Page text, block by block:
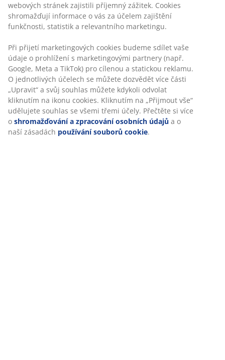
webových stránek zajistili příjemný zážitek. Cookies
shromažďují informace o vás za účelem zajištění
funkčnosti, statistik a relevantního marketingu.
Při přijetí marketingových cookies budeme sdílet vaše
údaje o prohlížení s marketingovými partnery (např.
Google, Meta a TikTok) pro cílenou a statickou reklamu.
O jednotlivých účelech se můžete dozvědět více části
„Upravit“ a svůj souhlas můžete kdykoli odvolat
kliknutím na ikonu cookies. Kliknutím na „Přijmout vše“
udělujete souhlas se všemi třemi účely. Přečtěte si více
o shromažďování a zpracování osobních údajů a o
naší zásadách používání souborů cookie.